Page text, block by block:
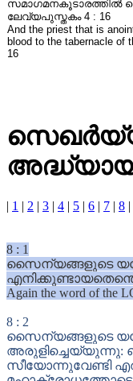
| 1 | 2 | 3 | 4 | 5 | 6 | 7 | 8 |
8 : 1
സൈന്യങ്ങളുടെ
Again the word of the
8 : 2
സൈന്യങ്ങളുടെ
അരുളിച്ചെയ്യുന്നു:
സീയോന്നുവേണ്ടി